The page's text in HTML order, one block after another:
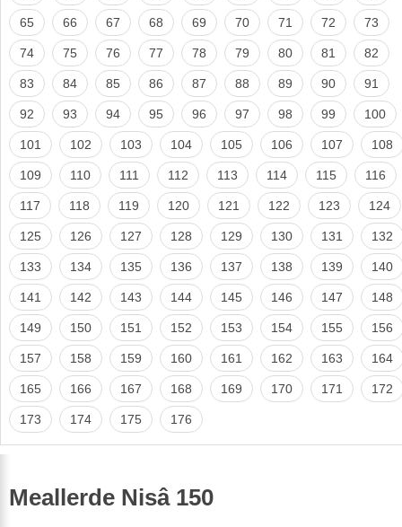
65 66 67 68 69 70 71 72 73
74 75 76 77 78 79 80 81 82
83 84 85 86 87 88 89 90 91
92 93 94 95 96 97 98 99 100
101 102 103 104 105 106 107 108
109 110 111 112 113 114 115 116
117 118 119 120 121 122 123 124
125 126 127 128 129 130 131 132
133 134 135 136 137 138 139 140
141 142 143 144 145 146 147 148
149 150 151 152 153 154 155 156
157 158 159 160 161 162 163 164
165 166 167 168 169 170 171 172
173 174 175 176
Meallerde Nisâ 150